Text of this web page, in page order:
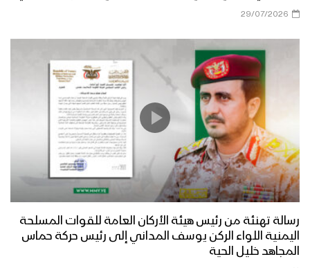
29/07/2026
رسالة تهنئة من رئيس هيئة الأركان العامة للقوات المسلحة
اليمنية اللواء الركن يوسف المداني إلى رئيس حركة حماس
المجاهد خليل الحية